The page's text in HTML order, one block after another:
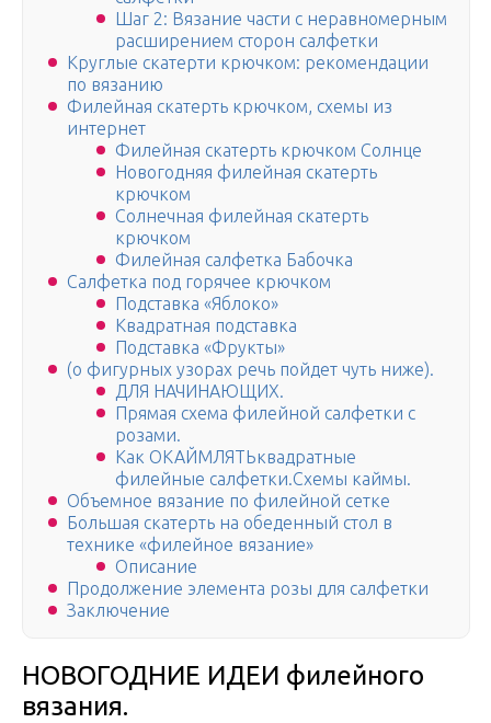
Шаг 2: Вязание части с неравномерным
расширением сторон салфетки
Круглые скатерти крючком: рекомендации
по вязанию
Филейная скатерть крючком, схемы из
интернет
Филейная скатерть крючком Солнце
Новогодняя филейная скатерть
крючком
Солнечная филейная скатерть
крючком
Филейная салфетка Бабочка
Салфетка под горячее крючком
Подставка «Яблоко»
Квадратная подставка
Подставка «Фрукты»
(о фигурных узорах речь пойдет чуть ниже).
ДЛЯ НАЧИНАЮЩИХ.
Прямая схема филейной салфетки с
розами.
Как ОКАЙМЛЯТЬквадратные
филейные салфетки.Схемы каймы.
Объемное вязание по филейной сетке
Большая скатерть на обеденный стол в
технике «филейное вязание»
Описание
Продолжение элемента розы для салфетки
Заключение
НОВОГОДНИЕ ИДЕИ филейного
вязания.